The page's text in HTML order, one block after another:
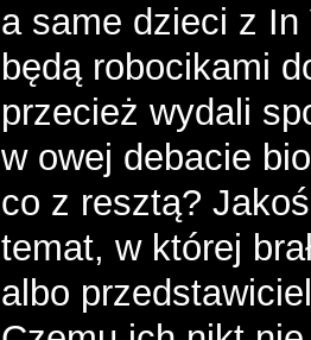
a same dzieci z
będą robocikami
przecież wydali
w owej debacie
co z resztą?
temat, w której
albo